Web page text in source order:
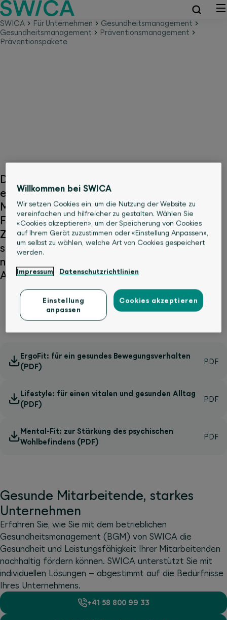
SWICA Für Unternehmen
Gesundheitsmanagement
Gesundheitsmanagement
Präventionsmanagement
Präventionspakete
Die Präventionspakete von SWICA
ermöglichen es Unternehmen, ihren
Mitarbeitenden wirksame Angebote zur
Förderung der Gesundheit bereitzustellen.
Ziel ist es, Gesundheit und Wohlbefinden zu
stärken, Krankheiten vorzubeugen und eine
nachhaltig gesundheitsfördernde
Arbeitsumgebung zu schaffen.
Unsere Präventionspakete
ErgoFit: für ein gesundes Bewegungsverhalten
(PDF)
Lifestyle: für einen vitalen und gesunden Alltag
(PDF)
Mental-Fit: zur Stärkung des psychischen
Wohlbefindens (PDF)
Gesunde Mitarbeitende, starkes
Unternehmen
Erfahren Sie, wie Sie mit dem betrieblichen
Gesundheitsmanagement (BGM) von SWICA die
Gesundheit und Leistungsfähigkeit Ihrer Mitarbeitenden
nachhaltig fördern können. SWICA unterstützt Sie mit
individuellen Lösungen – abgestimmt auf die Bedürfnisse
Ihres Unternehmens.
+41 58 800 99 33
Willkommen bei SWICA
Wir setzen Cookies ein, um die Nutzung der Website zu
vereinfachen und hilfreicher zu gestalten. Wählen Sie
«Cookies akzeptieren», um der Speicherung von Cookies
auf Ihrem Gerät zuzustimmen oder «Einstellung Anpassen»,
um selbst zu wählen, welche Art von Cookies gespeichert
werden.
Impressum Datenschutzrichtlinien
Einstellung
anpassen
Cookies akzeptieren